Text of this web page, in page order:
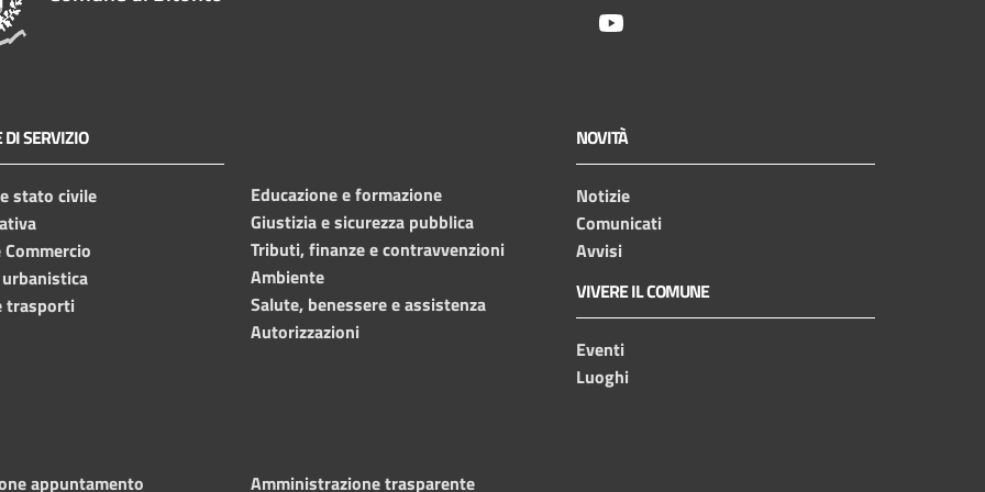
DI SERVIZIO
stato civile
trasporti
Educazione e formazione
Giustizia e sicurezza pubblica
Tributi, finanze e contravvenzioni
Ambiente
Salute, benessere e assistenza
Autorizzazioni
NOVITÀ
Notizie
Comunicati
Avvisi
VIVERE IL COMUNE
Eventi
Luoghi
appuntamento Amministrazione trasparente